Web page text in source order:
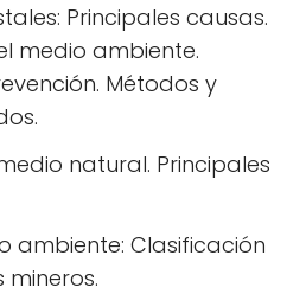
Principales causas.
medio ambiente.
Métodos y
natural. Principales
ambiente: Clasificación
mineros.